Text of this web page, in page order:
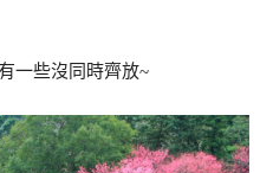
一些沒同時齊放~